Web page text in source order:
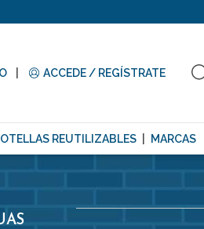
ACCEDE / REGÍSTRATE
REUTILIZABLES MARCAS